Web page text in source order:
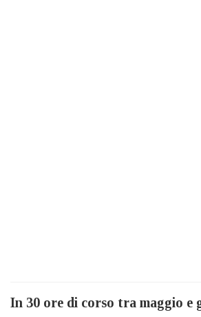
In 30 ore di corso tra maggio e